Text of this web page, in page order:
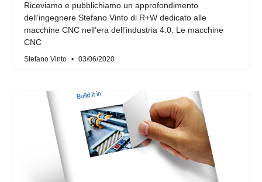
Riceviamo e pubblichiamo un approfondimento
dell’ingegnere Stefano Vinto di R+W dedicato alle
macchine CNC nell’era dell’industria 4.0. Le macchine
CNC
Stefano Vinto 03/06/2020